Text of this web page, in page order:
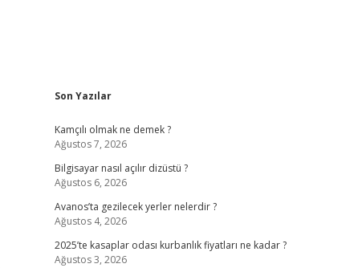
Sidebar
Son Yazılar
Kamçılı olmak ne demek ?
Ağustos 7, 2026
Bilgisayar nasıl açılır dizüstü ?
Ağustos 6, 2026
Avanos’ta gezilecek yerler nelerdir ?
Ağustos 4, 2026
2025’te kasaplar odası kurbanlık fiyatları ne kadar ?
Ağustos 3, 2026